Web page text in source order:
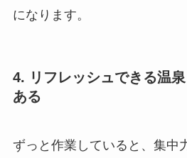
になります。
4. リフレッシュできる温
ある
ずっと作業していると、集中